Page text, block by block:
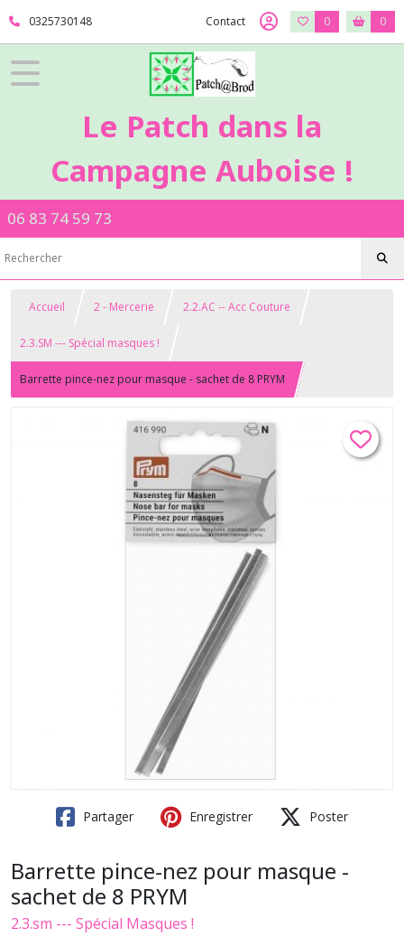
0325730148 Contact 0 0
Le Patch dans la
Campagne Auboise !
06 83 74 59 73
Accueil 2 - Mercerie 2.2.AC -- Acc Couture
2.3.SM --- Spécial masques !
Barrette pince-nez pour masque - sachet de 8 PRYM
Partager Enregistrer Poster
Barrette pince-nez pour masque -
sachet de 8 PRYM
2.3.sm --- Spécial Masques !